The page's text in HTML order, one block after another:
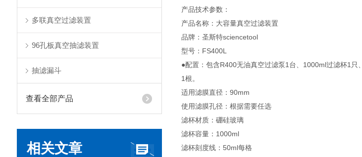
多联真空过滤装置
96孔板真空抽滤装置
抽滤漏斗
查看全部产品
相关文章
产品技术参数：
产品名称：大容量真空过滤装置
品牌：圣斯特sciencetool
型号：FS400L
●配置：包含R400无油真空过滤泵1台、1000ml过滤杯1
1根。
适用滤膜直径：90mm
使用滤膜孔径：根据需要任选
滤杯材质：硼硅玻璃
滤杯容量：1000ml
滤杯刻度线：50ml每格